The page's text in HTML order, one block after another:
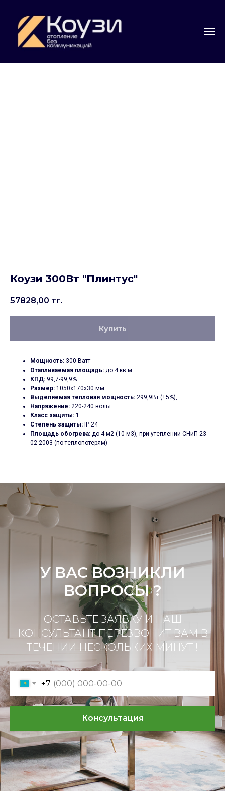
Коузи 300Вт "Плинтус"
57828,00 тг.
Купить
Мощность: 300 Ватт
Отапливаемая площадь: до 4 кв.м
КПД: 99,7-99,9%
Размер: 1050х170х30 мм
Выделяемая тепловая мощность: 299,9Вт (±5%),
Напряжение: 220-240 вольт
Класс защиты: 1
Степень защиты: IP 24
Площадь обогрева: до 4 м2 (10 м3), при утеплении СНиП 23-
02-2003 (по теплопотерям)
У ВАС ВОЗНИКЛИ
ВОПРОСЫ ?
ОСТАВЬТЕ ЗАЯВКУ И НАШ
КОНСУЛЬТАНТ ПЕРЕЗВОНИТ ВАМ В
ТЕЧЕНИИ НЕСКОЛЬКИХ МИНУТ !
+7
Консультация